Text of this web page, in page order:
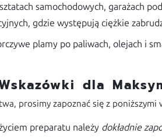
samochodowych, garażach
gdzie występują ciężkie
plamy po paliwach, olejach i
dla
prosimy zapoznać się z poniższymi
preparatu należy dokładnie